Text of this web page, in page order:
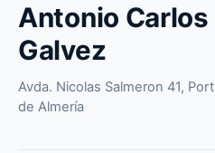
Antonio
Galvez
Avda. Nicolas Salmeron 41,
de Almería